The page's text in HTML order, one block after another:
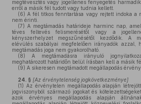
megtévesztés vagy jogellenes fenyegetés
erről a másik fél tudott vagy tudnia kellett.
(6) A fél titkos fenntartása vagy rejtett indoka a
nem érinti.
(7) A megtámadás határideje harminc nap,
téves feltevés felismerésétől vagy a
kényszerhelyzet megszűnésétől kezdődik. A
elévülés szabályai megfelelően irányadók azzal,
megtámadás joga nem gyakorolható.
(8) A megtámadásra irányuló
meghatározott határidőn belül írásban kell a másik
(9) A sikeresen megtámadott megállapodás
24. § [Az érvénytelenség jogkövetkezménye]
(1) Az érvénytelen megállapodás alapján
jogviszonyból származó jogokat és
azok érvényes megállapodás alapján